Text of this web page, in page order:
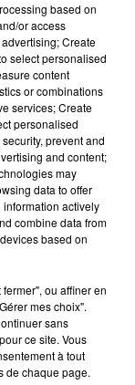
et au fromage
de pépins de
based on
or access
Create
select personalised
content
or combinations
services; Create
personalised
prevent and
and content;
may
data to offer
actively
combine data from
based on
ou affiner en
mes choix".
sans
ce site. Vous
à tout
de chaque page.